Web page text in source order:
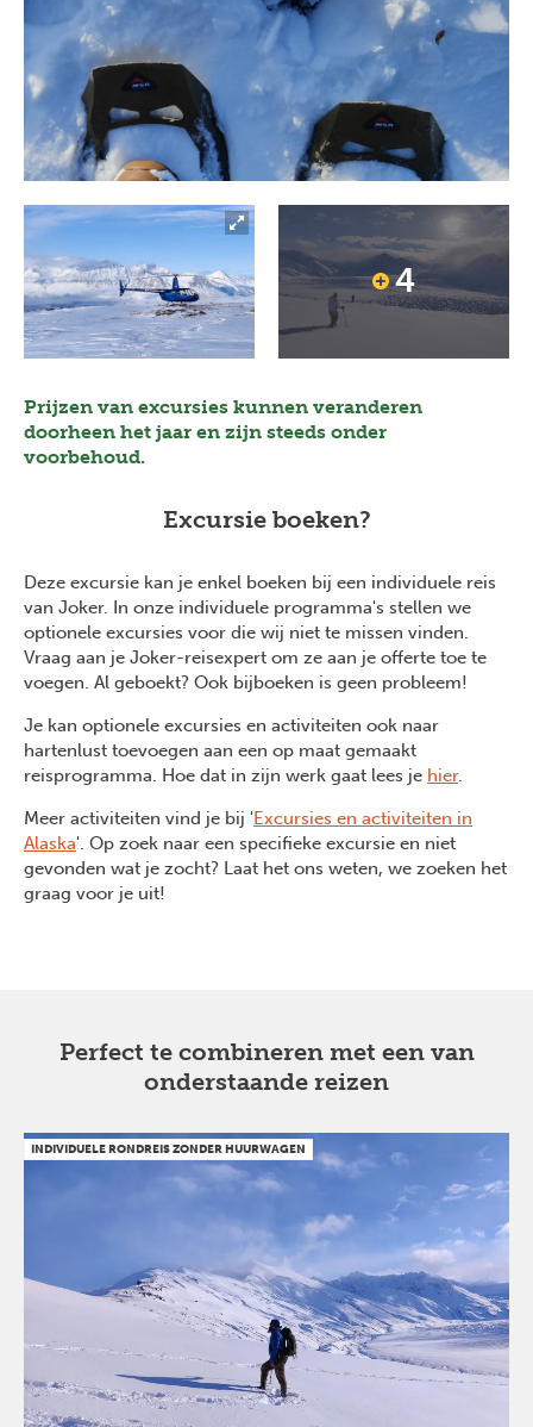
4
Prijzen van excursies kunnen veranderen
doorheen het jaar en zijn steeds onder
voorbehoud.
Excursie boeken?
Deze excursie kan je enkel boeken bij een individuele reis
van Joker. In onze individuele programma's stellen we
optionele excursies voor die wij niet te missen vinden.
Vraag aan je Joker-reisexpert om ze aan je offerte toe te
voegen. Al geboekt? Ook bijboeken is geen probleem!
Je kan optionele excursies en activiteiten ook naar
hartenlust toevoegen aan een op maat gemaakt
reisprogramma. Hoe dat in zijn werk gaat lees je hier.
Meer activiteiten vind je bij 'Excursies en activiteiten in
Alaska'. Op zoek naar een specifieke excursie en niet
gevonden wat je zocht? Laat het ons weten, we zoeken het
graag voor je uit!
Perfect te combineren met een van
onderstaande reizen
INDIVIDUELE RONDREIS ZONDER HUURWAGEN